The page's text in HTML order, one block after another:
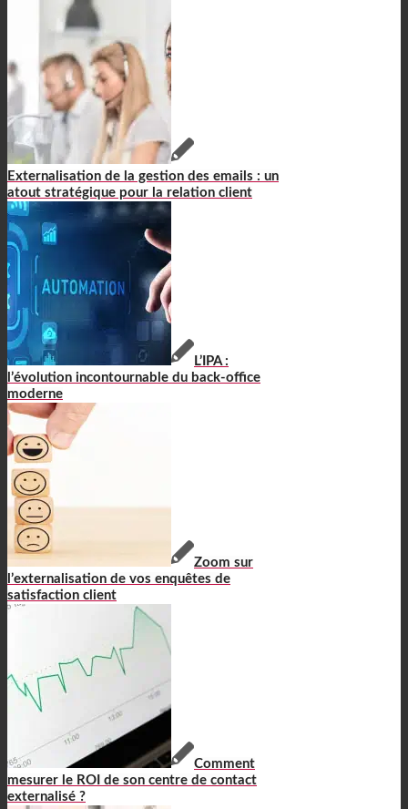
Externalisation de la gestion des emails : un
atout stratégique pour la relation client
L’IPA :
l’évolution incontournable du back-office
moderne
Zoom sur
l’externalisation de vos enquêtes de
satisfaction client
Comment
mesurer le ROI de son centre de contact
externalisé ?